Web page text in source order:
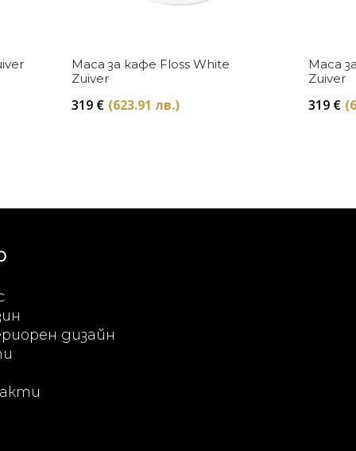
Купи
Маса за кафе Floss White
Zuiver
319 € (623.91 лв.)
Маса
Zuiver
319 €
дизайн